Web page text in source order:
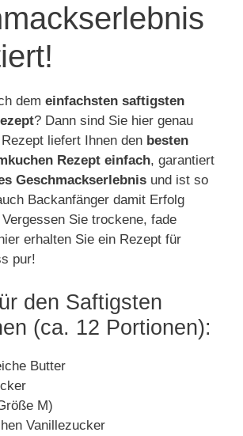
dem einfachsten saftigsten
? Dann sind Sie hier genau
liefert Ihnen den besten
Rezept einfach, garantiert
Geschmackserlebnis und ist so
Backanfänger damit Erfolg
Sie trockene, fade
erhalten Sie ein Rezept für
pur!
den Saftigsten
(ca. 12 Portionen):
Butter
M)
Vanillezucker